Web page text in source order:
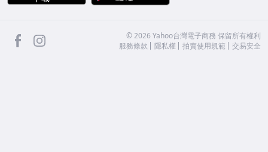
facebook ©2026 Yahoo台灣電子商務 保留所有權利
服務條款
隱私權 拍賣使用規範 交易安全